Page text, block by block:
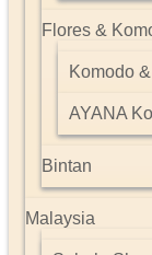
Flores &
Komodo
AYANA
Bintan
Malaysia